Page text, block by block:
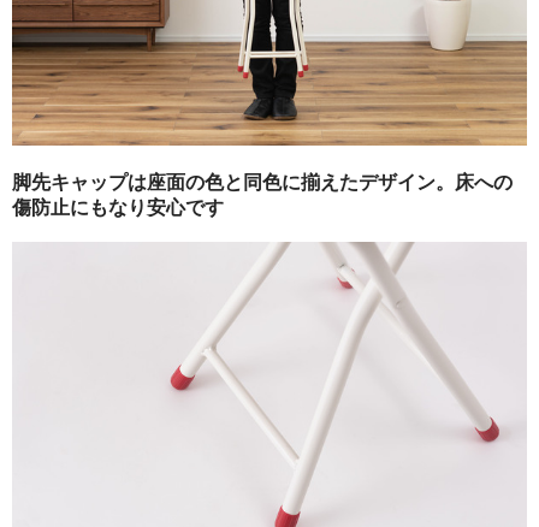
脚先キャップは座面の色と同色に揃えたデザイン。床への
傷防止にもなり安心です